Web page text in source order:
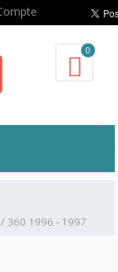
0
360 1996 - 1997